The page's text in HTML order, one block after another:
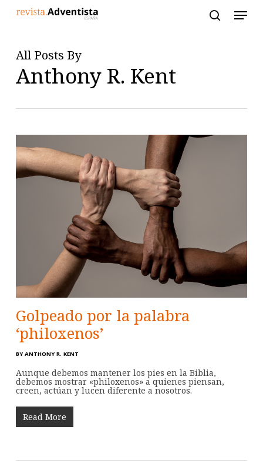
contentAll Posts By
Anthony R. Kent
Golpeado por la palabra
‘philoxenos’
BY ANTHONY R. KENT
Aunque debemos mantener los pies en la Biblia,
debemos mostrar «philoxenos» a quienes piensan,
creen, actúan y lucen diferente a nosotros.
Read More